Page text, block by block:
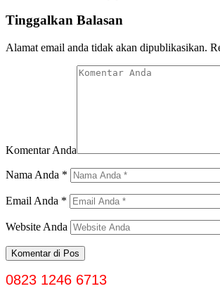
Tinggalkan Balasan
Alamat email anda tidak akan dipublikasikan.
Komentar Anda
Nama Anda *
Email Anda *
Website Anda
0823 1246 6713